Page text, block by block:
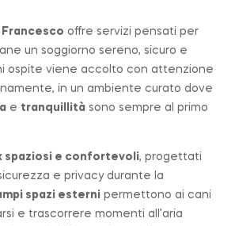
Francesco offre servizi pensati per
un soggiorno sereno, sicuro e
ospite viene accolto con attenzione
in un ambiente curato dove
e tranquillità sono sempre al primo
spaziosi e confortevoli, progettati
e privacy durante la
spazi esterni permettono ai cani
e trascorrere momenti all’aria